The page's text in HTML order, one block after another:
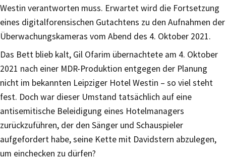
Westin verantworten muss. Erwartet wird die Fortsetzung
eines digitalforensischen Gutachtens zu den Aufnahmen der
Überwachungskameras vom Abend des 4. Oktober 2021.
Das Bett blieb kalt, Gil Ofarim übernachtete am 4. Oktober
2021 nach einer MDR-Produktion entgegen der Planung
nicht im bekannten Leipziger Hotel Westin – so viel steht
fest. Doch war dieser Umstand tatsächlich auf eine
antisemitische Beleidigung eines Hotelmanagers
zurückzuführen, der den Sänger und Schauspieler
aufgefordert habe, seine Kette mit Davidstern abzulegen,
um einchecken zu dürfen?